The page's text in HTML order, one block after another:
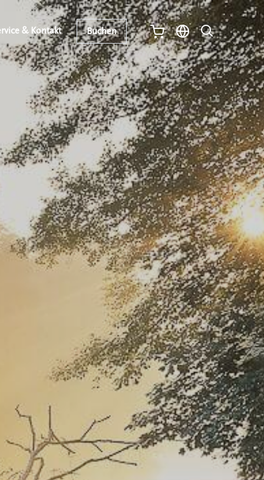
& Kontakt Buchen